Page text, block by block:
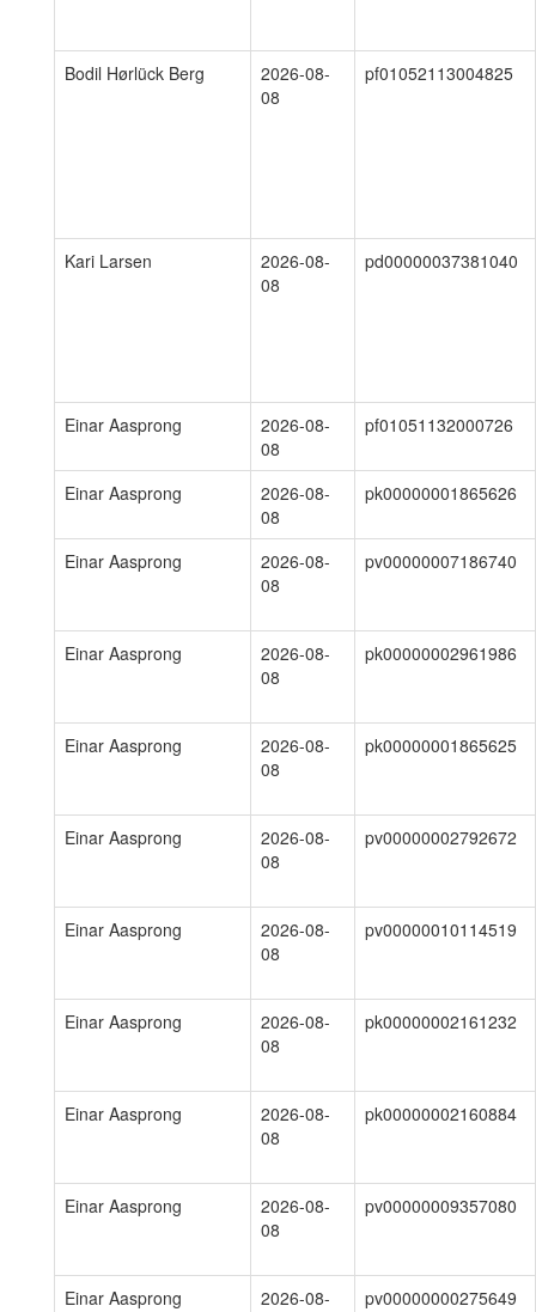
Bodil Hørlück Berg
2026-08-
08
pf01052113004825
Kari Larsen
2026-08-
08
pd00000037381040
Einar Aasprong
2026-08-
08
pf01051132000726
Einar Aasprong
2026-08-
08
pk00000001865626
Einar Aasprong
2026-08-
08
pv00000007186740
Einar Aasprong
2026-08-
08
pk00000002961986
Einar Aasprong
2026-08-
08
pk00000001865625
Einar Aasprong
2026-08-
08
pv00000002792672
Einar Aasprong
2026-08-
08
pv00000010114519
Einar Aasprong
2026-08-
08
pk00000002161232
Einar Aasprong
2026-08-
08
pk00000002160884
Einar Aasprong
2026-08-
08
pv00000009357080
Einar Aasprong
2026-08-
pv00000000275649